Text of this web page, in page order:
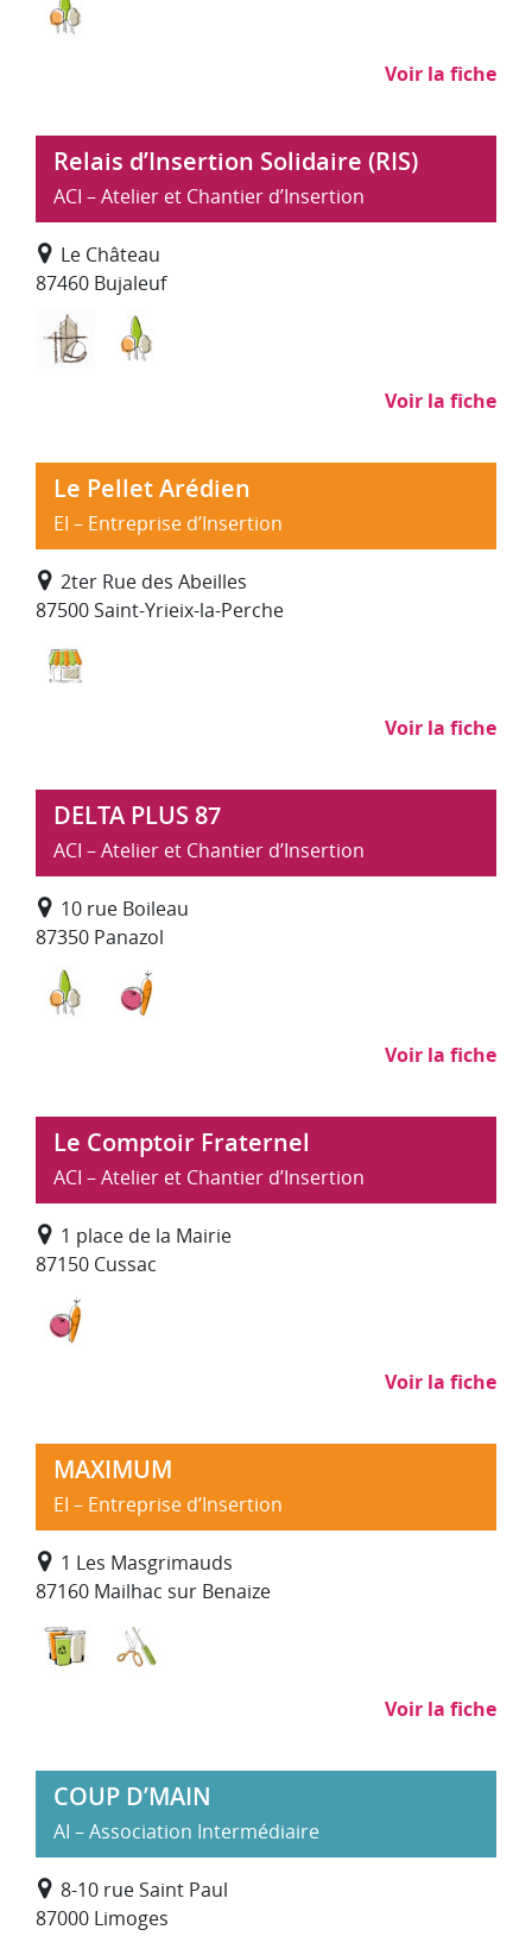
Voir la fiche
Relais d’Insertion Solidaire (RIS)
ACI – Atelier et Chantier d’Insertion
Le Château
87460 Bujaleuf
Bâtiment Travaux Publics
Voir la fiche
Le Pellet Arédien
EI – Entreprise d’Insertion
2ter Rue des Abeilles
87500 Saint-Yrieix-la-Perche
Voir la fiche
DELTA PLUS 87
ACI – Atelier et Chantier d’Insertion
10 rue Boileau
87350 Panazol
Environnement, entretien et aménagement des
Voir la fiche
Le Comptoir Fraternel
ACI – Atelier et Chantier d’Insertion
1 place de la Mairie
87150 Cussac
Voir la fiche
MAXIMUM
EI – Entreprise d’Insertion
1 Les Masgrimauds
87160 Mailhac sur Benaize
Déchets : collecte, traitement, recyclage
Voir la fiche
COUP D’MAIN
AI – Association Intermédiaire
8-10 rue Saint Paul
87000 Limoges